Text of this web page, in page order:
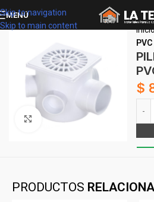
Skip to navigation
Skip to main content
MENÚ
Clickee para agrandar
PVC
$
PRODUCTOS